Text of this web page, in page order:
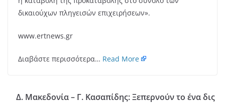
δικαιούχων πληγεισών επιχειρήσεων».
www.ertnews.gr
Διαβάστε περισσότερα… Read More
Δ. Μακεδονία – Γ. Κασαπίδης: Ξεπερνούν το ένα δις